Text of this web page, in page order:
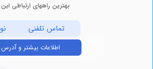
بهترین راههای ارتباطی این دکتر
تماس تلفنی نوبت دهی
اطلاعات بیشتر و آدرس